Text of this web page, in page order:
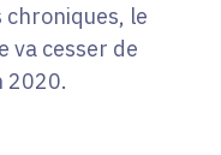
le
va cesser de
2020.